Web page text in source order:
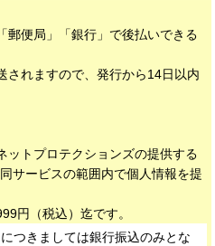
郵便局」「銀行」で後払いできる
されますので、発行から14日以内
ットプロテクションズの提供する
サービスの範囲内で個人情報を提
円（税込）迄です。
つきましては銀行振込のみとな